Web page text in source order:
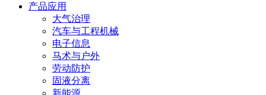
产品应用
大气治理
汽车与工程机械
电子信息
马术与户外
劳动防护
固液分离
新能源